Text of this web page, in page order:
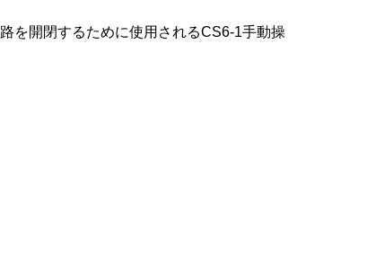
を開閉するために使用されるCS6-1手動操